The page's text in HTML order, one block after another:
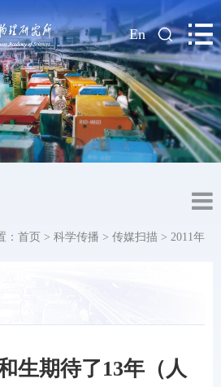
| En
： 首页 > 科学传播 > 传媒扫描 > 2011年
生期待了13年（人